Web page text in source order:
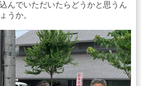
んでいただいたらどうかと思うん
うか。